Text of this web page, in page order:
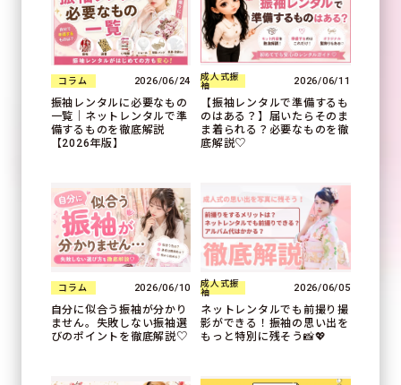
コラム 2026/06/24
振袖レンタルに必要なもの
一覧｜ネットレンタルで準
備するものを徹底解説
【2026年版】
成人式振
袖
2026/06/11
【振袖レンタルで準備するも
のはある？】届いたらそのま
ま着られる？必要なものを徹
底解説♡
コラム 2026/06/10
自分に似合う振袖が分かり
ません。失敗しない振袖選
びのポイントを徹底解説♡
成人式振
袖
2026/06/05
ネットレンタルでも前撮り撮
影ができる！振袖の思い出を
もっと特別に残そう📸💖